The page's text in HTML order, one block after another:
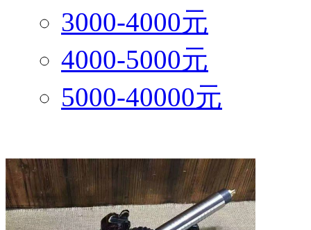
3000-4000元
4000-5000元
5000-40000元